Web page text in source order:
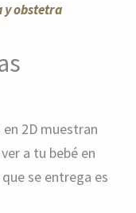
y obstetra
2D muestran
a tu bebé en
se entrega es